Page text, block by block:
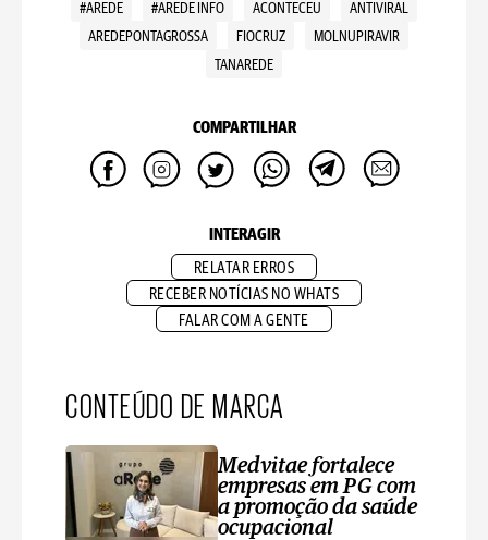
#AREDE #AREDE INFO ACONTECEU
ANTIVIRAL
AREDEPONTAGROSSA
FIOCRUZ
MOLNUPIRAVIR
TANAREDE
COMPARTILHAR
INTERAGIR
RELATAR ERROS
RECEBER NOTÍCIAS NO WHATS
FALAR COM A GENTE
CONTEÚDO DE MARCA
Medvitae fortalece
empresas em PG com
a promoção da saúde
ocupacional